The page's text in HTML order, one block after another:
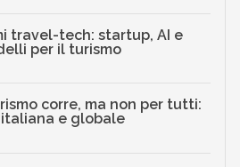
travel-tech: startup, AI e
per il turismo
corre, ma non per tutti:
e globale